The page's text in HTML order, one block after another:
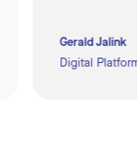
Gerald Jalink
Digital